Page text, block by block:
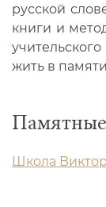
русской
книги и
жить в
Школа